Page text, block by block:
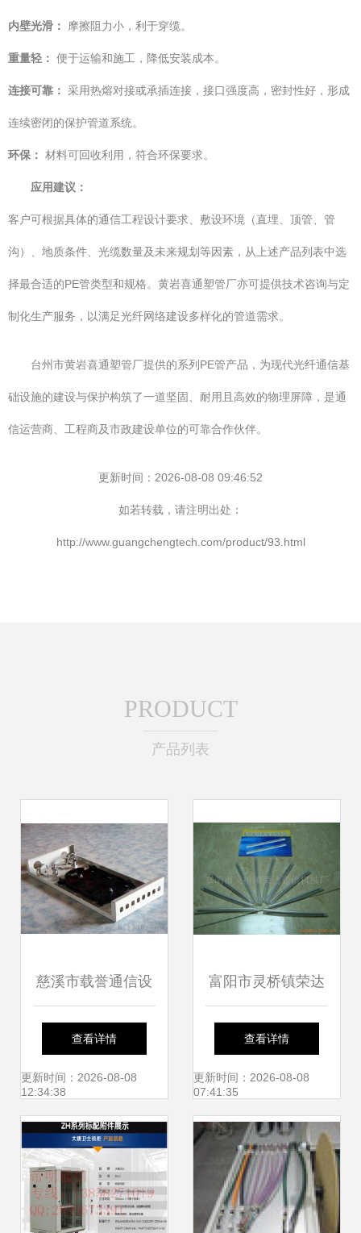
内壁光滑： 摩擦阻力小，利于穿缆。
重量轻： 便于运输和施工，降低安装成本。
连接可靠： 采用热熔对接或承插连接，接口强度高，密封性好，形成
连续密闭的保护管道系统。
环保： 材料可回收利用，符合环保要求。
应用建议：
客户可根据具体的通信工程设计要求、敷设环境（直埋、顶管、管
沟）、地质条件、光缆数量及未来规划等因素，从上述产品列表中选
择最合适的PE管类型和规格。黄岩喜通塑管厂亦可提供技术咨询与定
制化生产服务，以满足光纤网络建设多样化的管道需求。
台州市黄岩喜通塑管厂提供的系列PE管产品，为现代光纤通信基
础设施的建设与保护构筑了一道坚固、耐用且高效的物理屏障，是通
信运营商、工程商及市政建设单位的可靠合作伙伴。
更新时间：2026-08-08 09:46:52
如若转载，请注明出处：
http://www.guangchengtech.com/product/93.html
PRODUCT
产品列表
慈溪市载誉通信设
备厂 24芯光缆终端
盒高清细节图解析
查看详情
更新时间：2026-08-08
12:34:38
富阳市灵桥镇荣达
通信机械厂 光纤跳
线产品列表及特性
解析
查看详情
更新时间：2026-08-08
07:41:35